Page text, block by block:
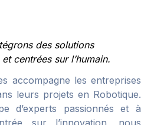
des solutions
centrées sur l’humain.
accompagne les entreprises
leurs projets en Robotique.
d’experts passionnés et à
sur l’innovation, nous